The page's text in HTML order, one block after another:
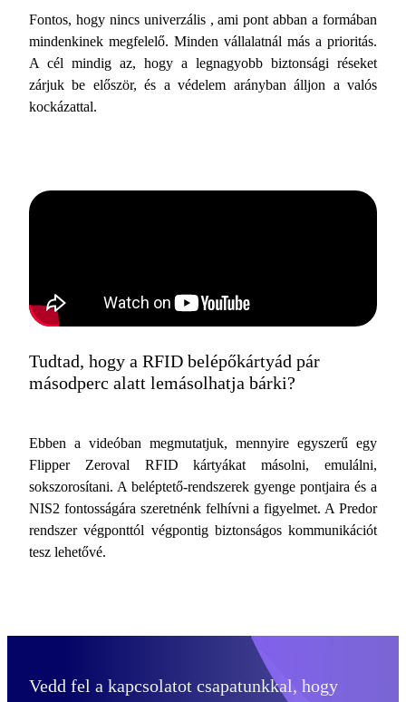
Fontos, hogy nincs univerzális , ami pont abban a formában
mindenkinek megfelelő. Minden vállalatnál más a prioritás.
A cél mindig az, hogy a legnagyobb biztonsági réseket
zárjuk be először, és a védelem arányban álljon a valós
kockázattal.
Tudtad, hogy a RFID belépőkártyád pár
másodperc alatt lemásolhatja bárki?
Ebben a videóban megmutatjuk, mennyire egyszerű egy
Flipper Zeroval RFID kártyákat másolni, emulálni,
sokszorosítani. A beléptető-rendszerek gyenge pontjaira és a
NIS2 fontosságára szeretnénk felhívni a figyelmet. A Predor
rendszer végponttól végpontig biztonságos kommunikációt
tesz lehetővé.
Vedd fel a kapcsolatot csapatunkkal, hogy